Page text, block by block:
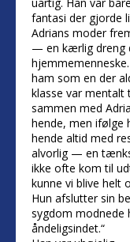
fantasi der gjorde
Adrians moder
— en kærlig dreng
ham som en der
klasse var mentalt
sammen med
hende, men ifølge
hende altid med
alvorlig — en
ikke ofte kom til
kunne vi blive helt
Hun afslutter sin
sygdom modnede
åndeligsindet.“